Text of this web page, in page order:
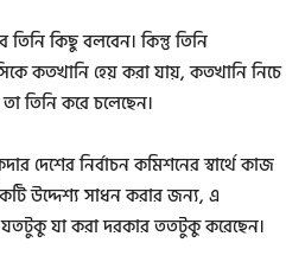
তিনি কিছু বলবেন। কিন্তু তিনি
কতখানি হেয় করা যায়, কতখানি নিচে
তিনি করে চলেছেন।
দেশের নির্বাচন কমিশনের স্বার্থে কাজ
উদ্দেশ্য সাধন করার জন্য, এ
যা করা দরকার ততটুকু করেছেন।